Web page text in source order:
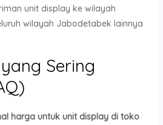
unit display ke wilayah
wilayah Jabodetabek lainnya
Sering
harga untuk unit display di toko